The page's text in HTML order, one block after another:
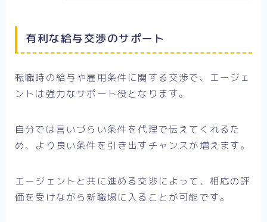
有利な給与交渉のサポート
転職時の給与や雇用条件に関する交渉で、エージェ
ントは強力なサポート役となります。
自分では言いづらい条件を代理で伝えてくれるた
め、より良い条件を引き出すチャンスが増えます。
エージェントと共に進める交渉によって、相応の評
価を受けながら新職場に入ることが可能です。